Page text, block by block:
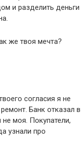
и разделить деньги
же твоя мечта?
согласия я не
Банк отказал в
моя. Покупатели,
узнали про